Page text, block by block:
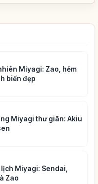
Miyagi: Zao, hẻm
biển đẹp
Miyagi thư giãn: Akiu
Miyagi: Sendai,
Zao